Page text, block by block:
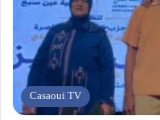
Casaoui TV